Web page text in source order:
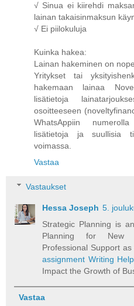
√ Sinua ei kiirehdi
lainan takaisinmaksun
√ Ei piilokuluja
Kuinka hakea:
Lainan hakeminen on
Yritykset tai
hakemaan lainaa
lisätietoja
osoitteeseen
WhatsAppiin
lisätietoja ja suullisia
voimassa.
Vastaa
Vastaukset
Hessa Joseph 5.
Strategic Planning is
Planning for New
Professional Support
assignment Writing Help
Impact the Growth of
Vastaa